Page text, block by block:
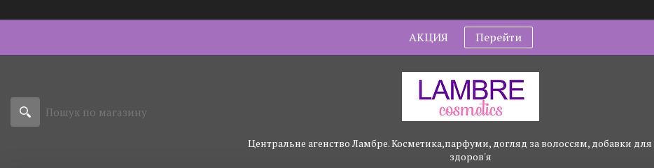
АКЦИЯ Перейти
Центральне агенство Ламбре. Косметика,парфуми, догляд за волоссям, добавки для
здоров'я